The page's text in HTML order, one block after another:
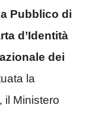
Pubblico di
d’Identità
dei
la
il Ministero